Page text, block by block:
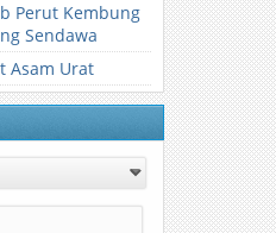
Perut Kembung
Sendawa
Asam Urat